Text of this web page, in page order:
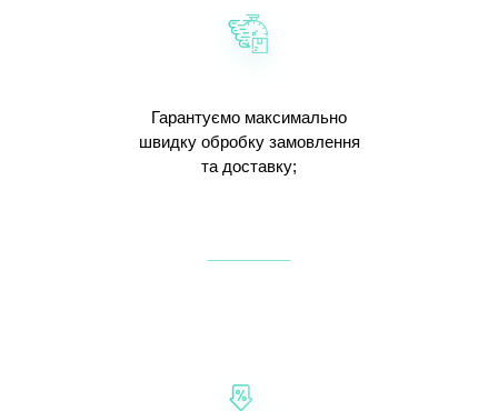
Гарантуємо максимально
швидку обробку замовлення
та доставку;